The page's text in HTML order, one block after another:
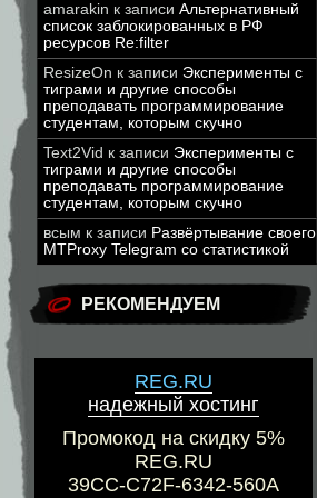
amarakin к записи Альтернативный
список заблокированных в РФ
ресурсов Re:filter
ResizeOn к записи Эксперименты с
тиграми и другие способы
преподавать программирование
студентам, которым скучно
Text2Vid к записи Эксперименты с
тиграми и другие способы
преподавать программирование
студентам, которым скучно
всым к записи Развёртывание своего
MTProxy Telegram со статистикой
РЕКОМЕНДУЕМ
REG.RU
надежный хостинг
Промокод на скидку 5%
REG.RU
39CC-C72F-6342-560A